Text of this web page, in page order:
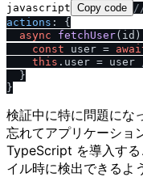
javascript Copy code /
actions : {
async
fetchUser( id
const user =
this . user = user
  }
検証中に特に問題にな
忘れてアプリケーショ
TypeScript を導入す
イル時に検出できるよ